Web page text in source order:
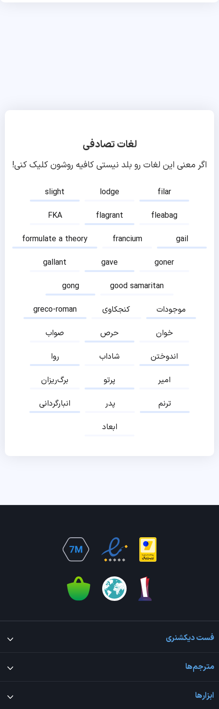
لغات تصادفی
اگر معنی این لغات رو بلد نیستی کافیه روشون کلیک کنی!
slight lodge
filar
FKA
flagrant
fleabag
formulate a theory
francium
gail
gallant
gave
goner
gong
good samaritan
greco-roman
کنجکاوی
موجودات
صواب
حرص
خوان
روا
شاداب
اندوختن
برگ‌ریزان
پرتو
امیر
انبارگردانی
پدر
ترنم
ابعاد
فست دیکشنری
مترجم‌ها
ابزارها